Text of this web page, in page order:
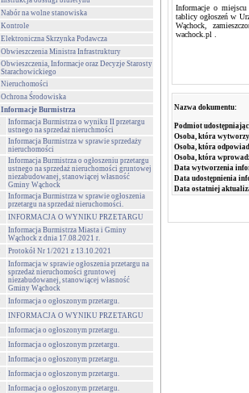
Nabór na wolne stanowiska
Kontrole
Elektroniczna Skrzynka Podawcza
Obwieszczenia Ministra Infrastruktury
Obwieszczenia, Informacje oraz Decyzje Starosty
Starachowickiego
Nieruchomości
Ochrona Środowiska
Informacje Burmistrza
Informacja Burmistrza o wyniku II przetargu
ustnego na sprzedaż nieruchmości
Informacja Burmistrza w sprawie sprzedaży
nieruchomości
Informacja Burmistrza o ogłoszeniu przetargu
ustnego na sprzedaż nieruchomości gruntowej
niezabudowanej, stanowiącej własność
Gminy Wąchock
Informacja Burmistrza w sprawie ogłoszenia
przetargu na sprzedaż nieruchomości.
INFORMACJA O WYNIKU PRZETARGU
Informacja Burmistrza Miasta i Gminy
Wąchock z dnia 17.08.2021 r.
Protokół Nr 1/2021 z 13.10.2021
Informacja w sprawie ogłoszenia przetargu na
sprzedaż nieruchomości gruntowej
niezabudowanej, stanowiącej własność
Gminy Wąchock
Informacja o ogłoszonym przetargu.
INFORMACJA O WYNIKU PRZETARGU
Informacja o ogłoszonym przetargu.
Informacja o ogłoszonym przetargu.
Informacja o ogłoszonym przetargu.
Informacja o ogłoszonym przetargu.
Informacja o ogłoszonym przetargu.
Informacje o miejscu
tablicy ogłoszeń w
Wąchock,
wachock.pl .
Nazwa dokumentu:
Podmiot
Osoba, która
Osoba, która
Osoba, która
Data wytworzenia
Data udostępnienia
Data ostatniej